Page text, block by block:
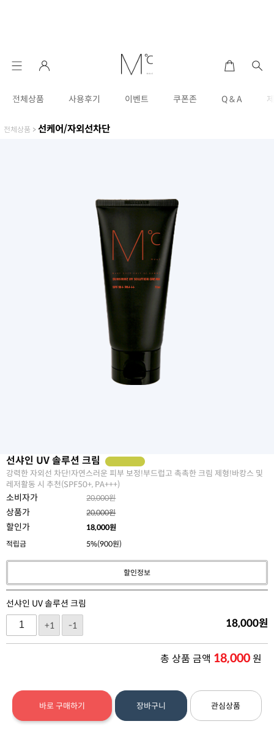
전체상품 사용후기 이벤트 쿠폰존 Q & A
전체상품 > 선케어/자외선차단
선샤인 UV 솔루션 크림
강력한 자외선 차단!자연스러운 피부 보정!부드럽고 촉촉한 크림 제형!바캉스 및
레저활동 시 추천(SPF50+, PA+++)
소비자가 20,000원
상품가 20,000원
할인가 18,000원
적립금
5%(900원)
할인정보
선샤인 UV 솔루션 크림
+1
-1 18,000원
총 상품 금액 18,000원
바로 구매하기 장바구니 관심상품